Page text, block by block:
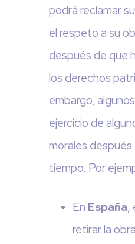
podrá reclamar
el respeto a su
después de que
los derechos
embargo,
ejercicio de
morales
tiempo. Por
En España,
retirar la